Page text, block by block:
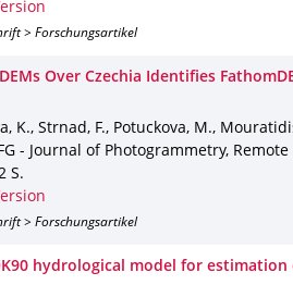
> Forschungsartikel
Over Czechia Identifies
K., Strnad, F., Potuckova, M.,
- Journal of Photogrammetry, Remote
S.
> Forschungsartikel
hydrological model for